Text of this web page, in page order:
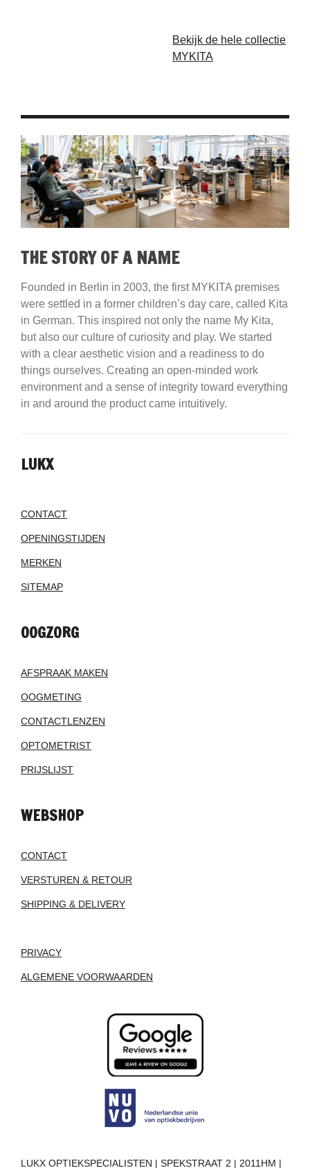
Bekijk de hele collectie
MYKITA
THE STORY OF A NAME
Founded in Berlin in 2003, the first MYKITA premises
were settled in a former children’s day care, called Kita
in German. This inspired not only the name My Kita,
but also our culture of curiosity and play. We started
with a clear aesthetic vision and a readiness to do
things ourselves. Creating an open-minded work
environment and a sense of integrity toward everything
in and around the product came intuitively.
LUKX
CONTACT
OPENINGSTIJDEN
MERKEN
SITEMAP
OOGZORG
AFSPRAAK MAKEN
OOGMETING
CONTACTLENZEN
OPTOMETRIST
PRIJSLIJST
WEBSHOP
CONTACT
VERSTUREN & RETOUR
SHIPPING & DELIVERY
PRIVACY
ALGEMENE VOORWAARDEN
LUKX OPTIEKSPECIALISTEN | SPEKSTRAAT 2 | 2011HM |